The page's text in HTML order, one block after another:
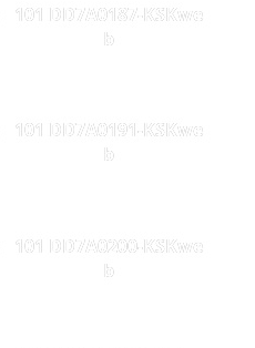
101 DD7A0187-KSKwe
b
101 DD7A0191-KSKwe
b
101 DD7A0200-KSKwe
b